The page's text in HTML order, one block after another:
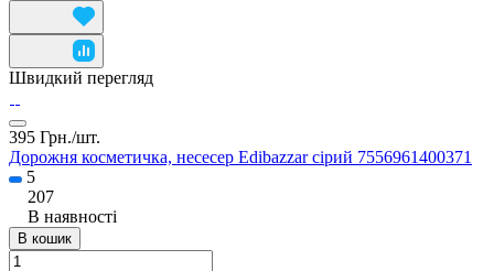
Швидкий перегляд
395 Грн./шт.
Дорожня косметичка, несесер Edibazzar сірий 7556961400371
5
207
В наявності
В кошик